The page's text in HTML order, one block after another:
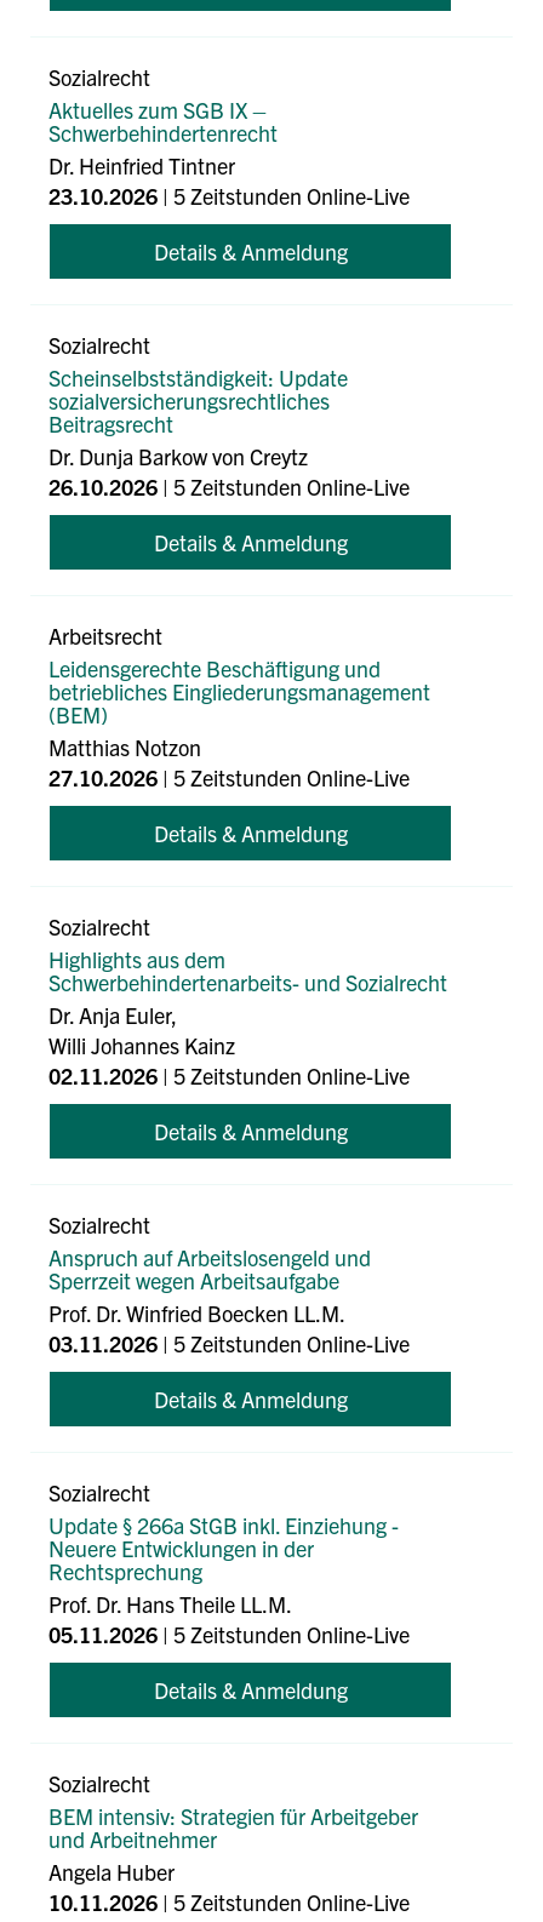
Sozialrecht
Aktuelles zum SGB IX –
Schwerbehindertenrecht
Dr. Heinfried Tintner
23.10.2026 | 5 Zeitstunden Online-Live
Details & Anmeldung
Sozialrecht
Scheinselbstständigkeit: Update
sozialversicherungsrechtliches
Beitragsrecht
Dr. Dunja Barkow von Creytz
26.10.2026 | 5 Zeitstunden Online-Live
Details & Anmeldung
Arbeitsrecht
Leidensgerechte Beschäftigung und
betriebliches Eingliederungsmanagement
(BEM)
Matthias Notzon
27.10.2026 | 5 Zeitstunden Online-Live
Details & Anmeldung
Sozialrecht
Highlights aus dem
Schwerbehindertenarbeits- und Sozialrecht
Dr. Anja Euler,
Willi Johannes Kainz
02.11.2026 | 5 Zeitstunden Online-Live
Details & Anmeldung
Sozialrecht
Anspruch auf Arbeitslosengeld und
Sperrzeit wegen Arbeitsaufgabe
Prof. Dr. Winfried Boecken LL.M.
03.11.2026 | 5 Zeitstunden Online-Live
Details & Anmeldung
Sozialrecht
Update § 266a StGB inkl. Einziehung -
Neuere Entwicklungen in der
Rechtsprechung
Prof. Dr. Hans Theile LL.M.
05.11.2026 | 5 Zeitstunden Online-Live
Details & Anmeldung
Sozialrecht
BEM intensiv: Strategien für Arbeitgeber
und Arbeitnehmer
Angela Huber
10.11.2026 | 5 Zeitstunden Online-Live